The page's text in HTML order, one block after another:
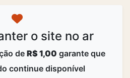
o site no ar
de R$ 1,00 garante que
continue disponível